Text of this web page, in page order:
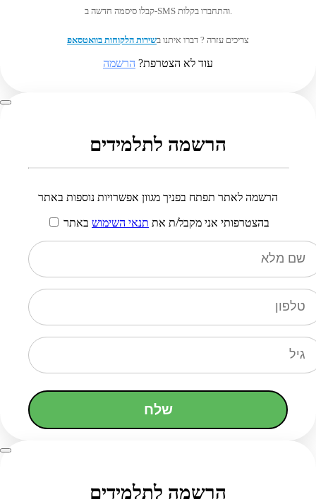
קבלו סיסמה חדשה ב-SMS והתחברו בקלות.
צריכים עזרה ? דברו איתנו בשירות הלקוחות בוואטסאפ
עוד לא הצטרפת? הרשמה
הרשמה לתלמידים
הרשמה לאתר תפתח בפניך מגוון אפשרויות נוספות באתר
בהצטרפותי אני מקבל/ת את תנאי השימוש באתר
שלח
הרשמה לתלמידים